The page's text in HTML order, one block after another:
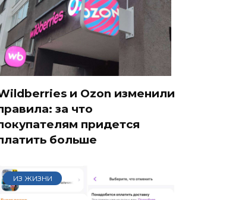
и Ozon изменили
за что
придется
больше
ИЗ ЖИЗНИ